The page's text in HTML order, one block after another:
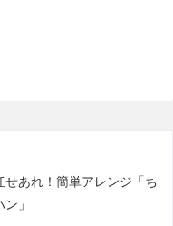
せあれ！簡単アレンジ「ち
」